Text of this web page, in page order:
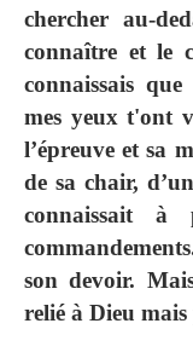
chercher au-
connaître et le
connaissais
mes yeux t'ont
l’épreuve et sa
de sa chair,
connaissait à
son devoir.
relié à Dieu